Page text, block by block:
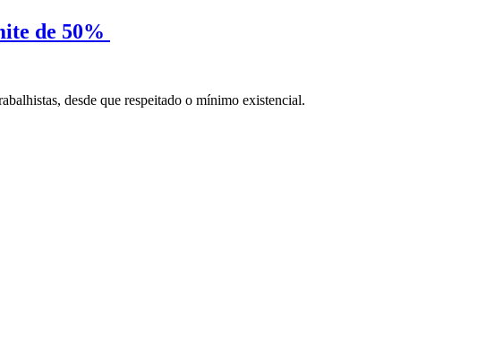
de 50%
desde que respeitado o mínimo existencial.